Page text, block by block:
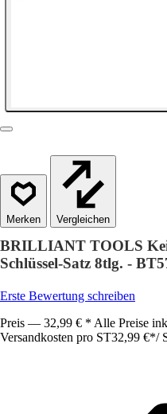
Vergleichen
BRILLIANT TOOLS
Schlüssel-Satz 8tlg. -
Erste Bewertung schreiben
Preis — 32,99 € * Alle Preise
Versandkosten pro ST32,99 €*/